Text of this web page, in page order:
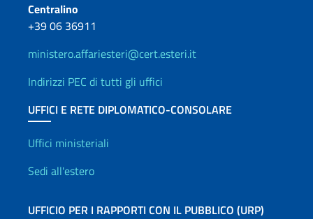
Centralino
+39 06 36911
ministero.affariesteri@cert.esteri.it
Indirizzi PEC di tutti gli uffici
UFFICI E RETE DIPLOMATICO-CONSOLARE
Uffici e Rete diplomatica
Uffici ministeriali
Sedi all'estero
UFFICIO PER I RAPPORTI CON IL PUBBLICO (URP)